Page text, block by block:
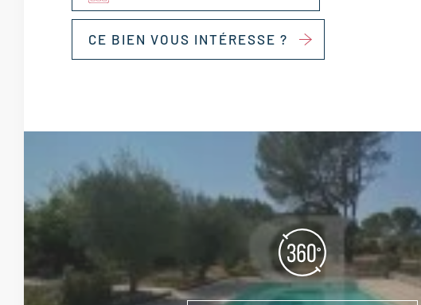
CE BIEN VOUS INTÉRESSE ?